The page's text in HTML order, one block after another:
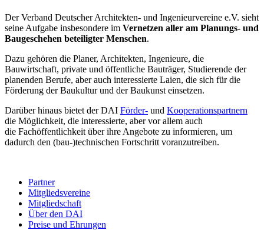
Der Verband Deutscher Architekten- und Ingenieurvereine e.V. sieht
seine Aufgabe insbesondere im Vernetzen aller am Planungs- und
Baugeschehen beteiligter Menschen.
Dazu gehören die Planer, Architekten, Ingenieure, die
Bauwirtschaft, private und öffentliche Bauträger, Studierende der
planenden Berufe, aber auch interessierte Laien, die sich für die
Förderung der Baukultur und der Baukunst einsetzen.
Darüber hinaus bietet der DAI Förder- und Kooperationspartnern
die Möglichkeit, die interessierte, aber vor allem auch
die Fachöffentlichkeit über ihre Angebote zu informieren, um
dadurch den (bau-)technischen Fortschritt voranzutreiben.
Partner
Mitgliedsvereine
Mitgliedschaft
Über den DAI
Preise und Ehrungen